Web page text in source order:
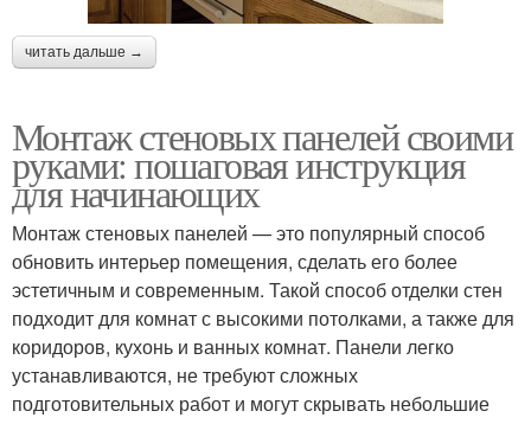
читать дальше →
Монтаж стеновых панелей своими
руками: пошаговая инструкция
для начинающих
Монтаж стеновых панелей — это популярный способ
обновить интерьер помещения, сделать его более
эстетичным и современным. Такой способ отделки стен
подходит для комнат с высокими потолками, а также для
коридоров, кухонь и ванных комнат. Панели легко
устанавливаются, не требуют сложных
подготовительных работ и могут скрывать небольшие